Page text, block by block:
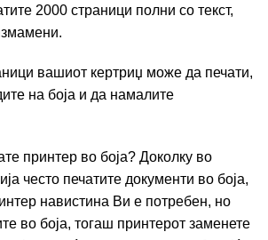
2000 страници полни со текст,
вашиот кертриџ може да печати,
на боја и да намалите
принтер во боја? Доколку во
често печатите документи во боја,
навистина Ви е потребен, но
во боја, тогаш принтерот заменете